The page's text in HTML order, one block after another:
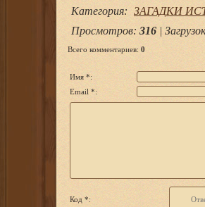
Категория: ЗАГАДКИ
Просмотров: 316 | Загрузок
Всего комментариев: 0
Имя *:
Email *:
Код *: